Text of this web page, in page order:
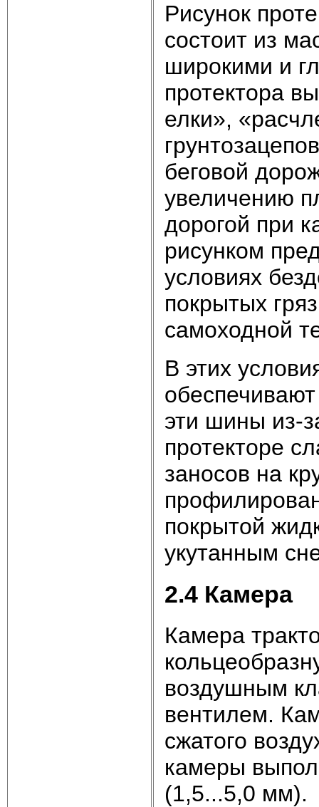
Рисунок
состоит из
широкими и
протектора
елки»,
беговой
увеличению
дорогой при
рисунком
условиях
покрытых
самоходной
В этих
эти шины из-
протекторе
заносов на
покрытой
укутанным
2.4 Камера
Камера
воздушным
вентилем.
сжатого
камеры
(1,5...5,0 мм).